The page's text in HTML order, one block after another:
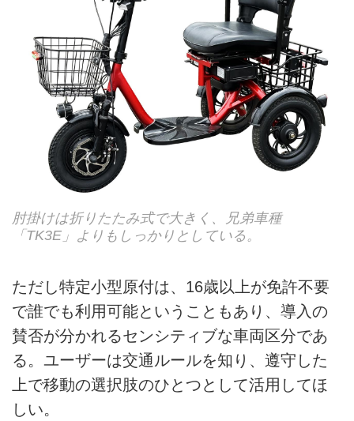
肘掛けは折りたたみ式で大きく、兄弟車種
「TK3E」よりもしっかりとしている。
ただし特定小型原付は、16歳以上が免許不要
で誰でも利用可能ということもあり、導入の
賛否が分かれるセンシティブな車両区分であ
る。ユーザーは交通ルールを知り、遵守した
上で移動の選択肢のひとつとして活用してほ
しい。